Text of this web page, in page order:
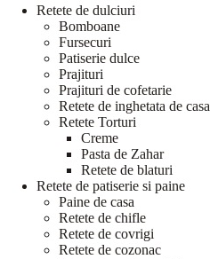
Retete de dulciuri
Bomboane
Fursecuri
Patiserie dulce
Prajituri
Prajituri de cofetarie
Retete de inghetata de casa
Retete Torturi
Creme
Pasta de Zahar
Retete de blaturi
Retete de patiserie si paine
Paine de casa
Retete de chifle
Retete de covrigi
Retete de cozonac